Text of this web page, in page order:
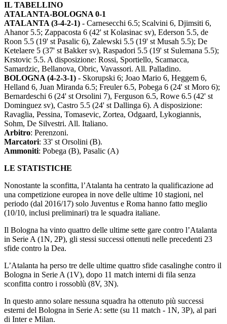
IL TABELLINO
ATALANTA-BOLOGNA 0-1
ATALANTA (3-4-2-1) - Carnesecchi 6.5; Scalvini 6, Djimsiti 6,
Ahanor 5.5; Zappacosta 6 (42' st Kolasinac sv), Ederson 5.5, de
Roon 5.5 (19' st Pasalic 6), Zalewski 5.5 (19' st Musah 5.5); De
Ketelaere 5 (37' st Bakker sv), Raspadori 5.5 (19' st Sulemana 5.5);
Krstovic 5.5. A disposizione: Rossi, Sportiello, Scamacca,
Samardzic, Bellanova, Obric, Vavassori. All. Palladino.
BOLOGNA (4-2-3-1) - Skorupski 6; Joao Mario 6, Heggem 6,
Helland 6, Juan Miranda 6.5; Freuler 6.5, Pobega 6 (24' st Moro 6);
Bernardeschi 6 (24' st Orsolini 7), Ferguson 6.5, Rowe 6.5 (42' st
Dominguez sv), Castro 5.5 (24' st Dallinga 6). A disposizione:
Ravaglia, Pessina, Tomasevic, Zortea, Odgaard, Lykogiannis,
Sohm, De Silvestri. All. Italiano.
Arbitro: Perenzoni.
Marcatori: 33' st Orsolini (B).
Ammoniti: Pobega (B), Pasalic (A)
LE STATISTICHE
Nonostante la sconfitta, l’Atalanta ha centrato la qualificazione ad
una competizione europea in nove delle ultime 10 stagioni, nel
periodo (dal 2016/17) solo Juventus e Roma hanno fatto meglio
(10/10, inclusi preliminari) tra le squadra italiane.
Il Bologna ha vinto quattro delle ultime sette gare contro l’Atalanta
in Serie A (1N, 2P), gli stessi successi ottenuti nelle precedenti 23
sfide contro la Dea.
L’Atalanta ha perso tre delle ultime quattro sfide casalinghe contro il
Bologna in Serie A (1V), dopo 11 match interni di fila senza
sconfitta contro i rossoblù (8V, 3N).
In questo anno solare nessuna squadra ha ottenuto più successi
esterni del Bologna in Serie A: sette (su 11 match - 1N, 3P), al pari
di Inter e Milan.